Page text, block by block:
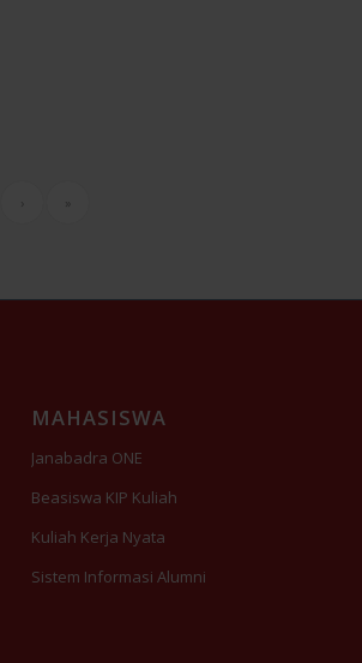
MAHASISWA
Janabadra ONE
Beasiswa KIP Kuliah
Kuliah Kerja Nyata
Sistem Informasi Alumni